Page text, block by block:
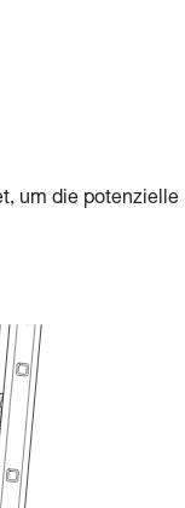
um die potenzielle